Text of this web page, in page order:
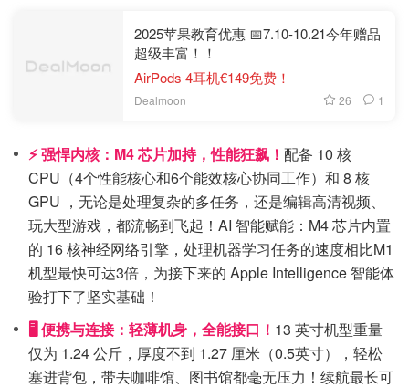
2025苹果教育优惠 📅7.10-10.21今年赠品
超级丰富！！
AirPods 4耳机€149免费！
Dealmoon 26 1
⚡ 强悍内核：M4 芯片加持，性能狂飙！ 配备 10 核
CPU（4个性能核心和6个能效核心协同工作）和 8 核
GPU ，无论是处理复杂的多任务，还是编辑高清视频、
玩大型游戏，都流畅到飞起！AI 智能赋能：M4 芯片内置
的 16 核神经网络引擎，处理机器学习任务的速度相比M1
机型最快可达3倍，为接下来的 Apple Intelligence 智能体
验打下了坚实基础！
🖥️ 便携与连接：轻薄机身，全能接口！ 13 英寸机型重量
仅为 1.24 公斤，厚度不到 1.27 厘米（0.5英寸），轻松
塞进背包，带去咖啡馆、图书馆都毫无压力！续航最长可